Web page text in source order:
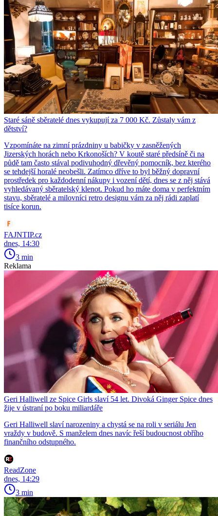
Staré sáně sběratelé dnes vykupují za 7 000 Kč. Zůstaly vám z
dětství?
Vzpomínáte na zimní prázdniny u babičky v zasněžených
Jizerských horách nebo Krkonoších? V koutě staré předsíně či na
půdě tam často stával podivuhodný dřevěný pomocník, bez kterého
se tehdejší horalé neobešli. Zatímco dříve to byl běžný dopravní
prostředek pro každodenní nákupy i vození dětí, dnes se z něj stává
vyhledávaný sběratelský klenot. Pokud ho máte doma v perfektním
stavu, sběratelé a milovníci retro designu vám za něj rádi zaplatí
tisíce korun.
FAJNTIP.cz
dnes, 14:30
3 min
Reklama
Geri Halliwell ze Spice Girls slaví 54 let. Divoká Ginger Spice dnes
žije v ústraní po boku miliardáře
Geri Halliwell slaví narozeniny a chystá se na roli v seriálu Jen
vraždy v budově. S manželem dnes navíc řeší budoucnost obřího
finančního odstupného.
ReadZone
dnes, 14:29
3 min